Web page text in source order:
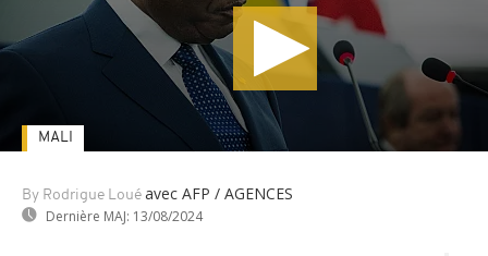
By Rodrigue Loué avec AFP / AGENCES
Dernière MAJ: 13/08/2024
MALI